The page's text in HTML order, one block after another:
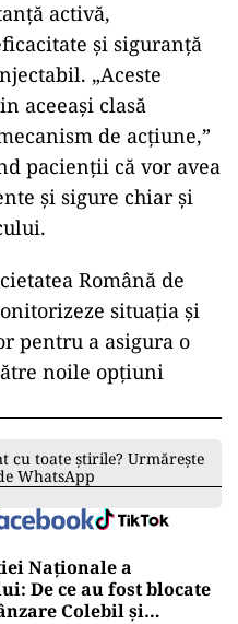
activă,
și siguranță
„Aceste
aceeași clasă
de acțiune,”
pacienții că vor avea
și sigure chiar și
Română de
situația și
pentru a asigura o
noile opțiuni
cu toate știrile? Urmărește
WhatsApp
Naționale a
De ce au fost blocate
Colebil și